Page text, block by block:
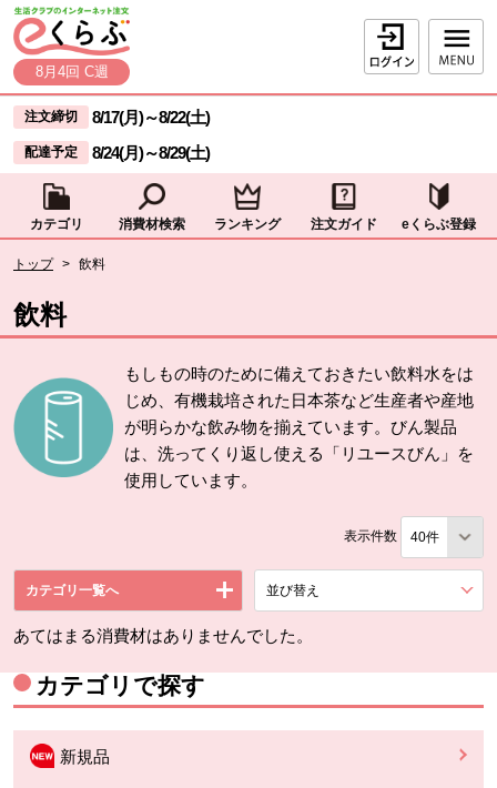
ページの先頭です。
本文へジャンプする。
8月4回 C週
ログイン
ここからサイト内共通メニューです。
サイト内共通メニューをスキップする
注文締切 8/17(月)～8/22(土)
配達予定 8/24(月)～8/29(土)
カテゴリ 消費材検索 ランキング 注文ガイド eくらぶ登録
トップ > 飲料
飲料
もしもの時のために備えておきたい飲料水をは
じめ、有機栽培された日本茶など生産者や産地
が明らかな飲み物を揃えています。びん製品
は、洗ってくり返し使える「リユースびん」を
使用しています。
表示件数
カテゴリ一覧へ 並び替え
あてはまる消費材はありませんでした。
カテゴリで探す
新規品